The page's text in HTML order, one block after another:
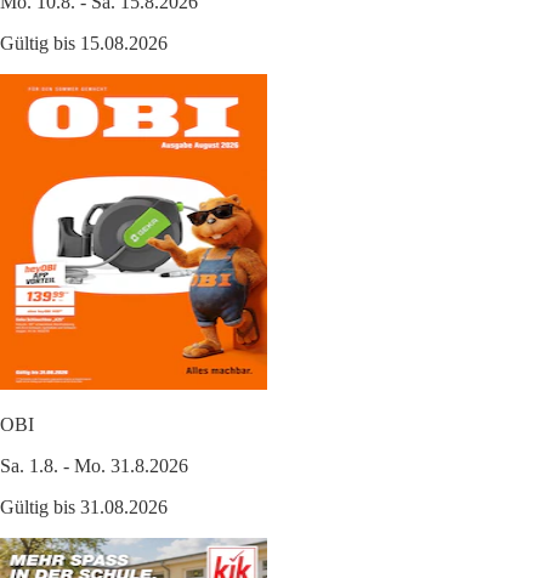
Gültig bis 15.08.2026
OBI
Sa. 1.8. - Mo. 31.8.2026
Gültig bis 31.08.2026